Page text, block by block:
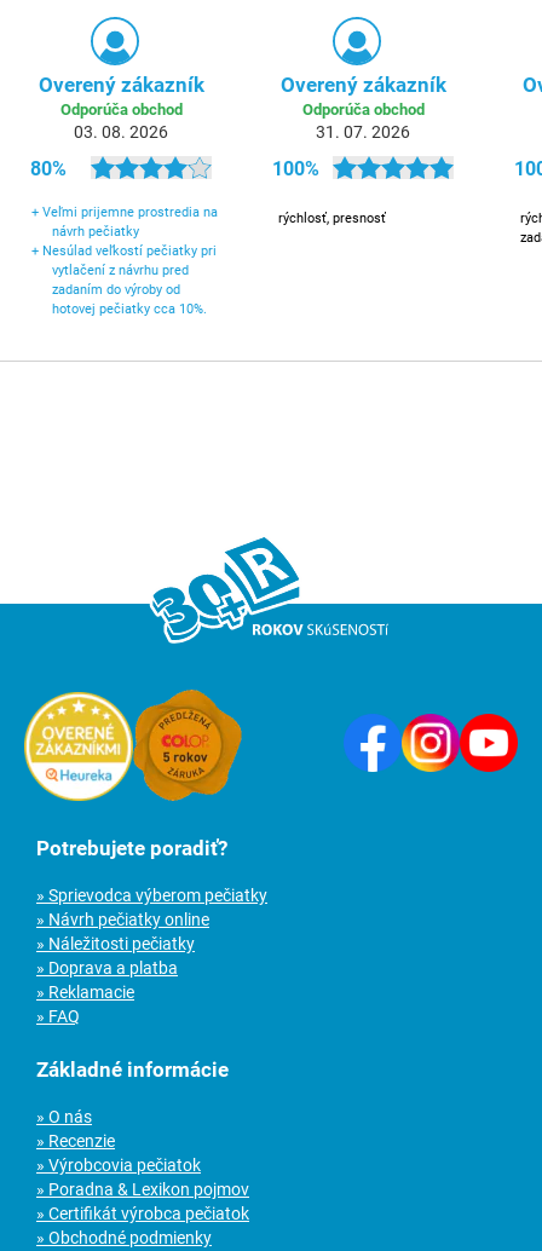
Overený zákazník
Odporúča obchod
03. 08. 2026
80%
+ Veľmi prijemne prostredia na
návrh pečiatky
+ Nesúlad veľkostí pečiatky pri
vytlačení z návrhu pred
zadaním do výroby od
hotovej pečiatky cca 10%.
Overený zákazník
Odporúča obchod
31. 07. 2026
100%
rýchlosť, presnosť
Potrebujete poradiť?
» Sprievodca výberom pečiatky
» Návrh pečiatky online
» Náležitosti pečiatky
» Doprava a platba
» Reklamacie
» FAQ
Základné informácie
» O nás
» Recenzie
» Výrobcovia pečiatok
» Poradna & Lexikon pojmov
» Certifikát výrobca pečiatok
» Obchodné podmienky